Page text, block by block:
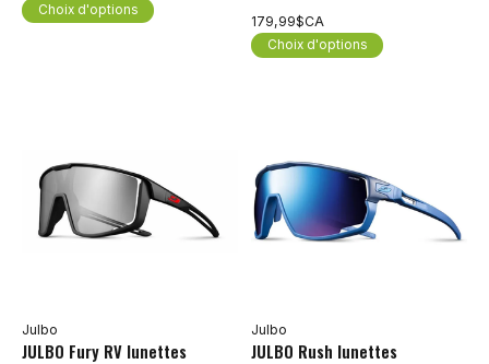
Choix d'options
179,99$CA
Choix d'options
Julbo
JULBO Fury RV lunettes
Julbo
JULBO Rush lunettes